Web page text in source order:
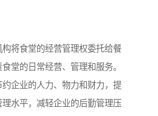
将食堂的经营管理权委托给餐
堂的日常经营、管理和服务。
企业的人力、物力和财力，提
水平，减轻企业的后勤管理压